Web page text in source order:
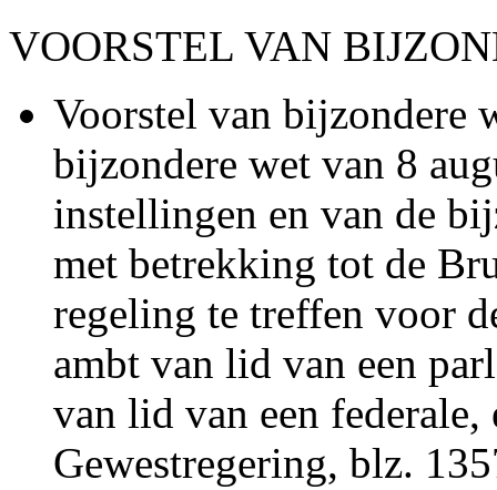
VOORSTEL VAN
Voorstel van bijzondere
bijzondere wet van 8
instellingen en van de
met betrekking tot de
regeling te treffen voor
ambt van lid van een
van lid van een federale,
Gewestregering, blz.